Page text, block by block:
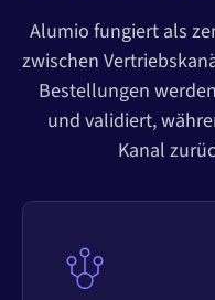
Alumio fungiert als
zwischen
Bestellungen
und validiert,
Kanal